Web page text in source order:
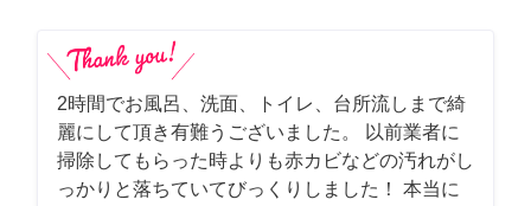
2時間でお風呂、洗面、トイレ、台所流しまで綺
麗にして頂き有難うございました。 以前業者に
掃除してもらった時よりも赤カビなどの汚れがし
っかりと落ちていてびっくりしました！ 本当に